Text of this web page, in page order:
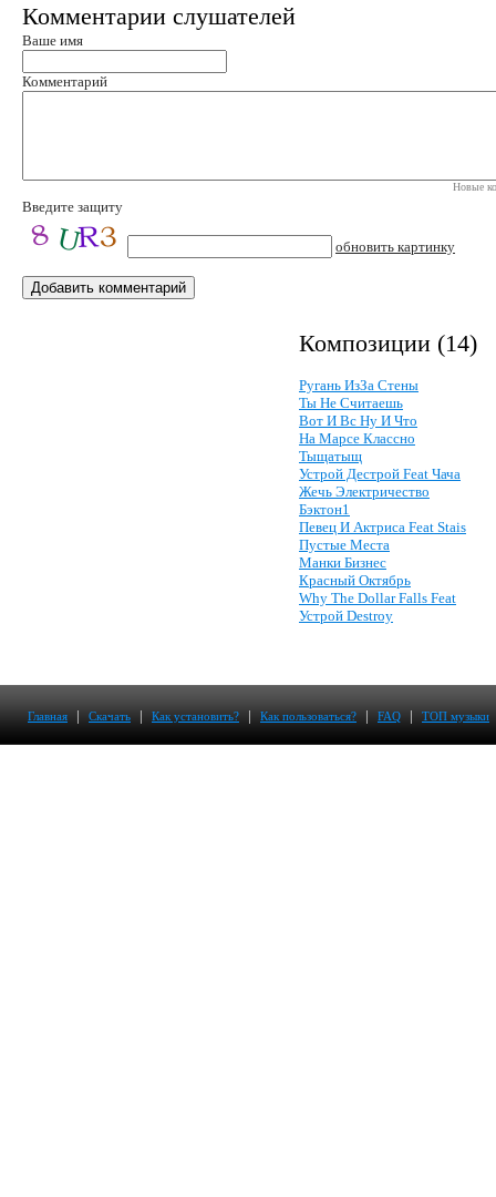
Комментарии слушателей
Ваше имя
Комментарий
Новые
Введите защиту
обновить картинку
Композиции (14)
Ругань ИзЗа Стены
Ты Не Считаешь
Вот И Вс Ну И Что
На Марсе Классно
Тыщатыщ
Устрой Дестрой Feat Чача
Жечь Электричество
Бэктон1
Певец И Актриса Feat Stais
Пустые Места
Манки Бизнес
Красный Октябрь
Why The Dollar Falls Feat
Устрой Destroy
Главная | Скачать | Как установить? | Как пользоваться? | FAQ | ТОП музыки